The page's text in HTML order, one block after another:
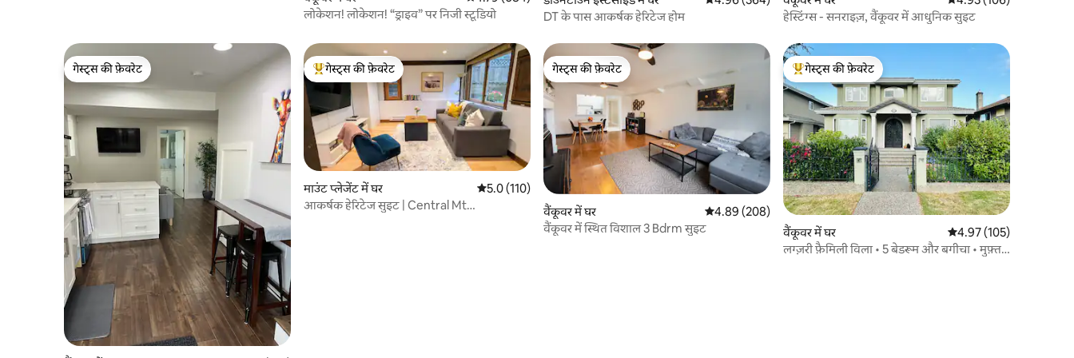
लोकेशन! लोकेशन! “ड्राइव” पर निजी स्टूडियो
DT के पास आकर्षक हेरिटेज होम
हेस्टिंग्स - सनराइज़, वैंकूवर में आधुनिक सुइट
गेस्ट्स की फ़ेवरेट
गेस्ट्स की फ़ेवरेट
गेस्ट्स का टॉप फ़ेवरेट
गेस्ट्स की फ़ेवरेट
माउंट प्लेजेंट में घर औसत रेटिंग 5 में से 5.0, 110 समीक्षाएँ
5.0 (110)
आकर्षक हेरिटेज सुइट | Central Mt
गेस्ट्स की फ़ेवरेट
गेस्ट्स की फ़ेवरेट
वैंकूवर में घर औसत रेटिंग 5 में से 4.89, 208 समीक्षाएँ
4.89 (208)
वैंकूवर में स्थित विशाल 3 Bdrm सुइट
गेस्ट्स का टॉप फ़ेवरेट
गेस्ट्स की फ़ेवरेट
वैंकूवर में घर औसत रेटिंग 5 में से 4.97,
4.97 (105)
लग्ज़री फ़ैमिली विला • 5 बेडरूम और बगीचा • मुफ़्त